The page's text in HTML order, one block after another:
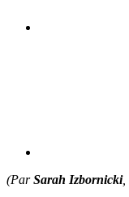
(ParSarah Izbornicki,